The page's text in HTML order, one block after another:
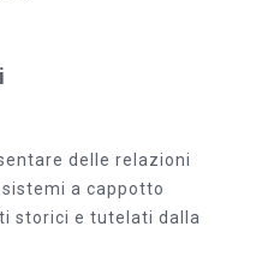
delle relazioni
a cappotto
storici e tutelati dalla